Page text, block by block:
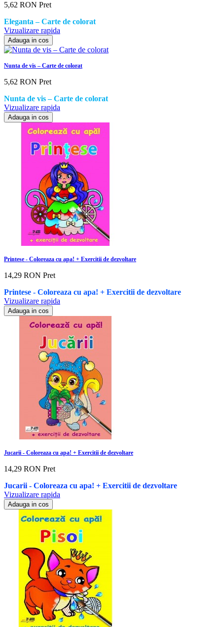
5,62 RON Pret
Eleganta – Carte de colorat
Vizualizare rapida
Adauga in cos
Nunta de vis – Carte de colorat
5,62 RON Pret
Nunta de vis – Carte de colorat
Vizualizare rapida
Adauga in cos
Printese - Coloreaza cu apa! + Exercitii de dezvoltare
14,29 RON Pret
Printese - Coloreaza cu apa! + Exercitii de dezvoltare
Vizualizare rapida
Adauga in cos
Jucarii - Coloreaza cu apa! + Exercitii de dezvoltare
14,29 RON Pret
Jucarii - Coloreaza cu apa! + Exercitii de dezvoltare
Vizualizare rapida
Adauga in cos